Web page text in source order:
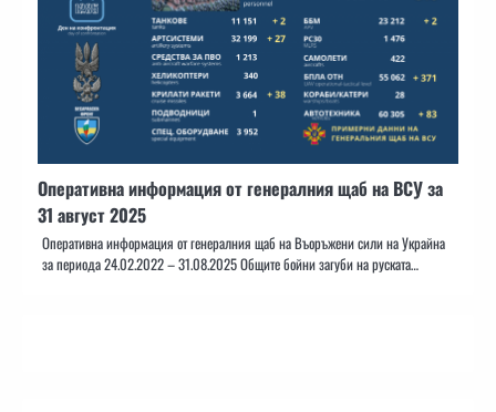
Оперативна информация от генералния щаб на ВСУ за
31 август 2025
Оперативна информация от генералния щаб на Въоръжени сили на Украйна
за периода 24.02.2022 – 31.08.2025 Общите бойни загуби на руската…